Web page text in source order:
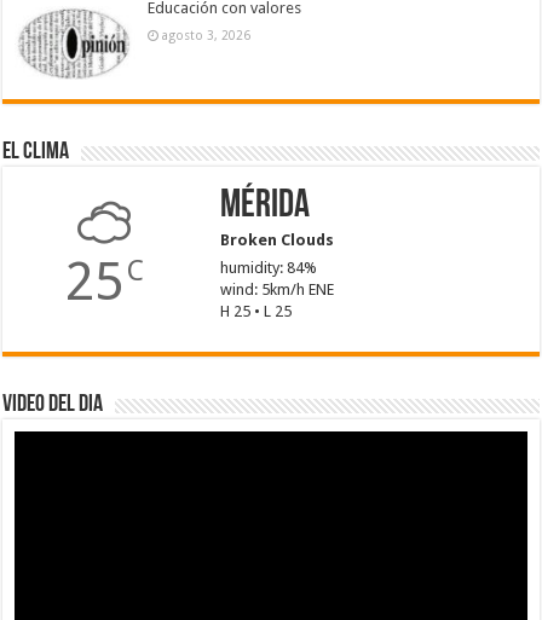
Educación con valores
agosto 3, 2026
El Clima
25 C
Mérida
Broken Clouds
humidity: 84%
wind: 5km/h ENE
H 25 • L 25
Video del dia